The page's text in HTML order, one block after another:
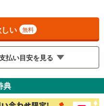
い 無料
払い目安を見る
％
典